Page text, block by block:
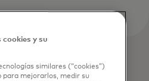
y su
similares (“cookies”)
para mejorarlos, medir su